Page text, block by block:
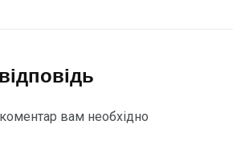
вам необхідно